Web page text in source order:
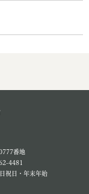
番地
4481
祝日・年末年始